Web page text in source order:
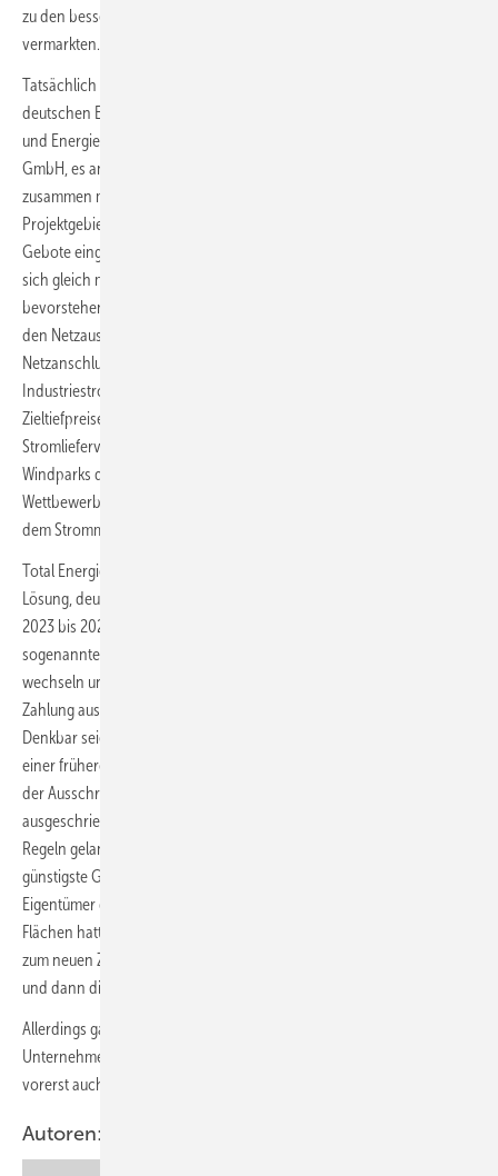
zu den besser geförderten CFD-Windpark-Strommengen zu
vermarkten.
Tatsächlich deutete Stefan Kansy als Director Business bei der
deutschen Erneuerbare-Energien-Abteilung des französischen Öl-
und Energiekonzerns Total, Total Energies Renewables Deutschland
GmbH, es an, dass die FID nicht gesichert sind: Total hatte 2023
zusammen mit BP in einer Ausschreibungsrunde mit vier
Projektgebieten für 7 GW Nennleistung 12,6 Milliarden Euro als
Gebote eingesetzt, davon 5,8 Milliarden Euro alleine Total. Nun hätten
sich gleich mehrere Bedingungen unvorhersehbar verschlechtert: Die
bevorstehende Einrichtung eines Seeübungsgebietes des Militärs, die
den Netzausbau aufgrund fälliger Umverlegungen von
Netzanschlusskabeln verzögere, die Einführung eines
Industriestrompreises mit einer Absicherung eines Fünf-Cent-
Zieltiefpreises, die den sogenannten PPA als langfristige
Stromlieferverträge zwischen Industrieunternehmen und Offshore-
Windparks die Attraktivität nehme – und die relative
Wettbewerbsungleichheit mit künftig CFD-geförderten Projekten auf
dem Strommarkt.
Total Energies Renewables Deutschland fordere daher eine Opt-In-
Lösung, deutete Kansy an: Die Regierung müsse den Bietern der Jahre
2023 bis 2025 mit Zuschlägen aus Negativgebotsausschreibungen ein
sogenanntes Opt-In erlauben, freiwillig in die CFD-Vergütung zu
wechseln und nur die schon vorab fällige erste Zehn-Prozent-
Zahlung aus dem Milliardengebot als Verlust abschreiben zu müssen.
Denkbar seien drei unterschiedliche Regelungen. Eine könne gemäß
einer früheren Regelung im ersten Übergangsgesetz zur Einführung
der Ausschreibungen erfolgen: Damals waren schon
ausgeschriebene Projekte neu in die Ausschreibung nach den neuen
Regeln gelangt. Bieten durfte jedes Unternehmen dafür. Wer das
günstigste Gebot abgegeben hatte erhielt den Zuschlag. Doch die
Eigentümer der schon vorher erfolgten ersten Zuschläge für die
Flächen hatten ein Ersteintrittsrecht: Sie durften den zweiten Zuschlag
zum neuen Zuschlagspreis auf Wunsch für sich in Anspruch nehmen
und dann die Flächen wieder zur Projektierung übernehmen.
Allerdings gab es auf dem Podium seitens anderer dort vertretener
Unternehmen zu der von Kany für Total vertretenen Opt-In-Lösung
vorerst auch Widerspruch.
Autoren: